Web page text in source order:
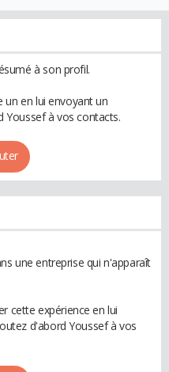
à son profil.
un en lui envoyant un
Youssef à vos contacts.
une entreprise qui n'apparaît
cette expérience en lui
d'abord Youssef à vos